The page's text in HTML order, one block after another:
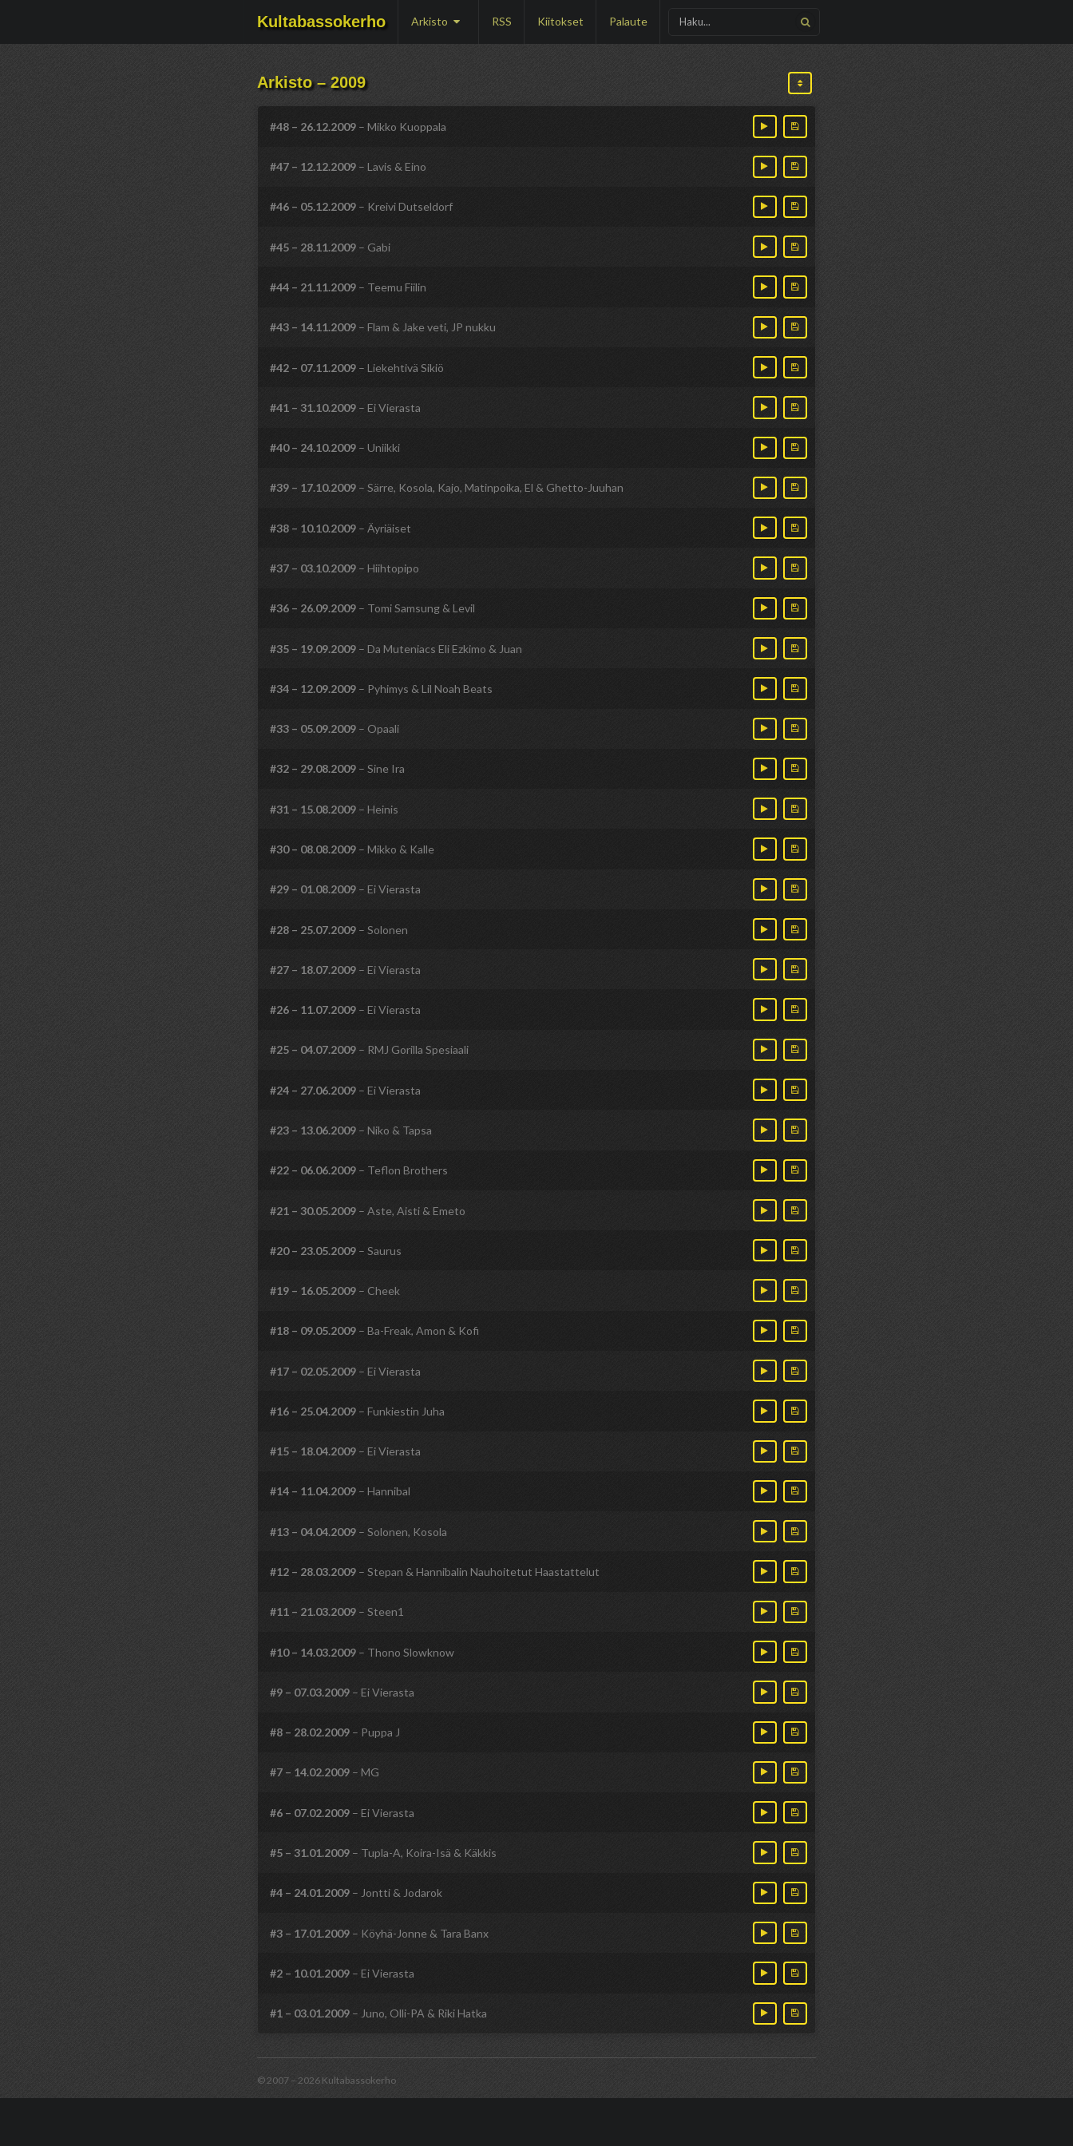
Kultabassokerho Arkisto RSS Kiitokset Palaute
Arkisto – 2009
#48 – 26.12.2009 – Mikko Kuoppala
#47 – 12.12.2009 – Lavis & Eino
#46 – 05.12.2009 – Kreivi Dutseldorf
#45 – 28.11.2009 – Gabi
#44 – 21.11.2009 – Teemu Fiilin
#43 – 14.11.2009 – Flam & Jake veti, JP nukku
#42 – 07.11.2009 – Liekehtivä Sikiö
#41 – 31.10.2009 – Ei Vierasta
#40 – 24.10.2009 – Uniikki
#39 – 17.10.2009 – Särre, Kosola, Kajo, Matinpoika, El & Ghetto-Juuhan
#38 – 10.10.2009 – Äyriäiset
#37 – 03.10.2009 – Hiihtopipo
#36 – 26.09.2009 – Tomi Samsung & Levil
#35 – 19.09.2009 – Da Muteniacs Eli Ezkimo & Juan
#34 – 12.09.2009 – Pyhimys & Lil Noah Beats
#33 – 05.09.2009 – Opaali
#32 – 29.08.2009 – Sine Ira
#31 – 15.08.2009 – Heinis
#30 – 08.08.2009 – Mikko & Kalle
#29 – 01.08.2009 – Ei Vierasta
#28 – 25.07.2009 – Solonen
#27 – 18.07.2009 – Ei Vierasta
#26 – 11.07.2009 – Ei Vierasta
#25 – 04.07.2009 – RMJ Gorilla Spesiaali
#24 – 27.06.2009 – Ei Vierasta
#23 – 13.06.2009 – Niko & Tapsa
#22 – 06.06.2009 – Teflon Brothers
#21 – 30.05.2009 – Aste, Aisti & Emeto
#20 – 23.05.2009 – Saurus
#19 – 16.05.2009 – Cheek
#18 – 09.05.2009 – Ba-Freak, Amon & Kofi
#17 – 02.05.2009 – Ei Vierasta
#16 – 25.04.2009 – Funkiestin Juha
#15 – 18.04.2009 – Ei Vierasta
#14 – 11.04.2009 – Hannibal
#13 – 04.04.2009 – Solonen, Kosola
#12 – 28.03.2009 – Stepan & Hannibalin Nauhoitetut Haastattelut
#11 – 21.03.2009 – Steen1
#10 – 14.03.2009 – Thono Slowknow
#9 – 07.03.2009 – Ei Vierasta
#8 – 28.02.2009 – Puppa J
#7 – 14.02.2009 – MG
#6 – 07.02.2009 – Ei Vierasta
#5 – 31.01.2009 – Tupla-A, Koira-Isä & Käkkis
#4 – 24.01.2009 – Jontti & Jodarok
#3 – 17.01.2009 – Köyhä-Jonne & Tara Banx
#2 – 10.01.2009 – Ei Vierasta
#1 – 03.01.2009 – Juno, Olli-PA & Riki Hatka
© 2007 – 2026 Kultabassokerho